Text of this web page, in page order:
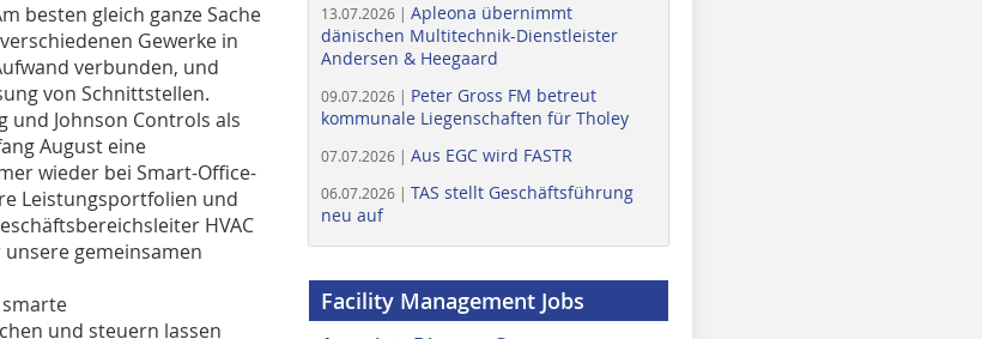
besten gleich ganze Sache
Gewerke in
verbunden, und
von Schnittstellen.
und Johnson Controls als
August eine
wieder bei Smart-Office-
Leistungsportfolien und
HVAC
unsere gemeinsamen
und steuern lassen
13.07.2026 | Apleona übernimmt
dänischen Multitechnik-Dienstleister
Andersen & Heegaard
09.07.2026 | Peter Gross FM betreut
kommunale Liegenschaften für Tholey
07.07.2026 | Aus EGC wird FASTR
06.07.2026 | TAS stellt Geschäftsführung
neu auf
Facility Management Jobs